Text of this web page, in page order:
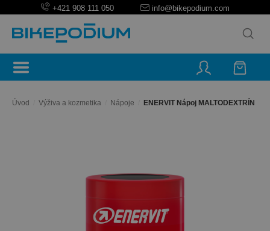
+421 908 111 050 info@bikepodium.com
Úvod Výživa a kozmetika Nápoje ENERVIT Nápoj MALTODEXTRÍN